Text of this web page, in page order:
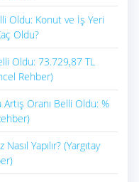
Oldu: Konut ve İş Yeri
Oldu?
Oldu: 73.729,87 TL
Rehber)
Oranı Belli Oldu: %
Yapılır? (Yargıtay